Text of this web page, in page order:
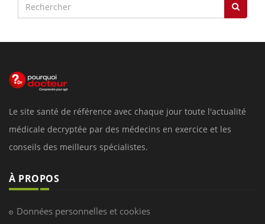
Le site santé de référence avec chaque jour toute l'actualité
médicale decryptée par des médecins en exercice et les
conseils des meilleurs spécialistes.
À PROPOS
Données personnelles et cookies